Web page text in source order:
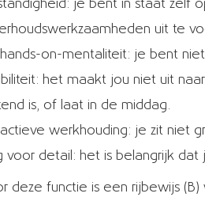
uit te
hands-on-mentaliteit: je bent
het maakt jou niet uit
is, of laat in de middag.
werkhouding: je zit niet
voor detail: het is belangrijk dat
deze functie is een rijbewijs (B)